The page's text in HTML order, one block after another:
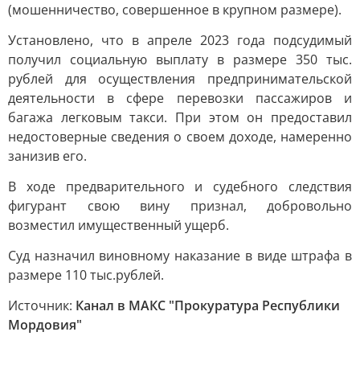
(мошенничество, совершенное в крупном размере).
Установлено, что в апреле 2023 года подсудимый
получил социальную выплату в размере 350 тыс.
рублей для осуществления предпринимательской
деятельности в сфере перевозки пассажиров и
багажа легковым такси. При этом он предоставил
недостоверные сведения о своем доходе, намеренно
занизив его.
В ходе предварительного и судебного следствия
фигурант свою вину признал, добровольно
возместил имущественный ущерб.
Суд назначил виновному наказание в виде штрафа в
размере 110 тыс.рублей.
Источник: Канал в МАКС "Прокуратура Республики
Мордовия"